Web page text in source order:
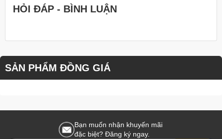
không gắt. Ngoài bánh kem, tiệm còn có dòng bánh bông lan
trứng muối đặc trưng để khách đổi vị. Cam kết giao bánh đúng
Hãy bấm ngay vào nút chat Zalo/Facebook để nhân viên tiệm em
hỗ trợ áp mã khuyến mãi. Đội ngũ nhân viên luôn trực chiến để
trả lời khách yêu trong thời gian ngắn nhất!
HỎI ĐÁP - BÌNH LUẬN
SẢN PHẨM ĐỒNG GIÁ
Bạn muốn nhận khuyến mãi
đặc biệt? Đăng ký ngay.